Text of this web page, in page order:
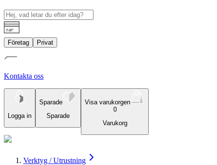
Företag Privat
Kontakta oss
Logga in
Sparade
Sparade
Visa varukorgen
0
Varukorg
Verktyg / Utrustning